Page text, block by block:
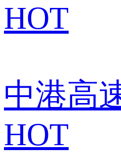
HOT
中港高
HOT